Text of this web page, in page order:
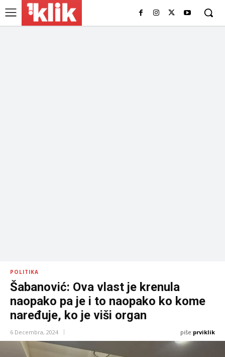
POLITIKA
Šabanović: Ova vlast je krenula
naopako pa je i to naopako ko kome
naređuje, ko je viši organ
6 Decembra, 2024 piše:prviklik